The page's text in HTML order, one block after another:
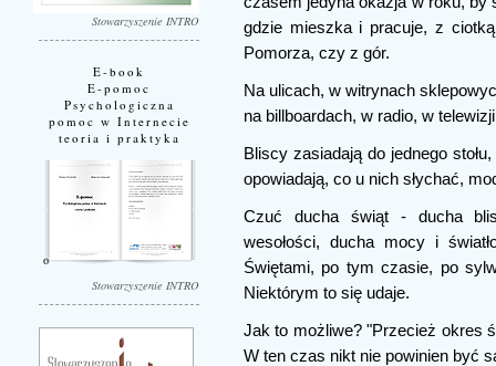
Stowarzyszenie INTRO
E-book
E-pomoc
Psychologiczna
pomoc w Internecie
teoria i praktyka
Stowarzyszenie INTRO
gdzie mieszka i pracuje, z
Pomorza, czy z gór.
Na ulicach, w witrynach
na billboardach, w radio, w
Bliscy zasiadają do jednego
opowiadają, co u nich słychać,
Czuć ducha świąt - ducha
wesołości, ducha mocy i
Świętami, po tym czasie, po
Niektórym to się udaje.
Jak to możliwe? "Przecież okres
W ten czas nikt nie powinien być